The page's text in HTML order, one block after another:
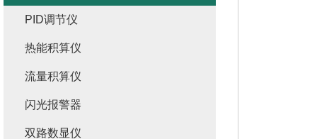
PID调节仪
热能积算仪
流量积算仪
闪光报警器
双路数显仪